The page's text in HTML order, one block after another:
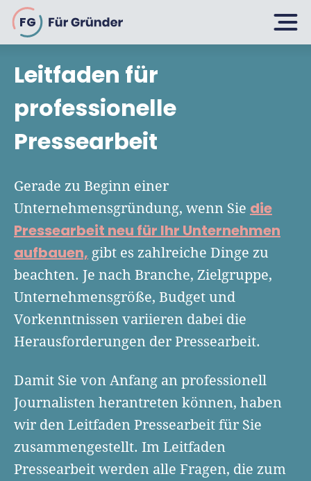
FG
Planen
Selbstständig machen
Bin ich ein Gründer?
Geschäftsmodell entwickeln
Businessplan schreiben
Businessplan-Vorlage & Muster
Finanzplan erstellen
Top 15 Franchise
Die besten Gründerkredite
Gründerwettbewerbe finden
Firma gründen: 10 Tipps
Rechtsform wählen
UG gründen
GmbH gründen
Geschäftskonto-Vergleich
Schutzrechte anmelden
Kleingewerbe anmelden
Unsere Gründungspakete
Wachsen
6 Tipps zum Start
Fördermittelcheck machen
Kunden gewinnen
Rechnung schreiben
Buchhaltung erledigen
Online-Kredit anfragen
Finanzieren
Fördermittel
Gründungszuschuss
Kredit für Existenzgründer
Business Angels
Zuschüsse
Businessplan-Software
Business Model Canvas
Gründertest
Angebote
Leitfaden für
professionelle
Pressearbeit
Gerade zu Beginn einer
Unternehmensgründung, wenn Sie die
Pressearbeit neu für Ihr Unternehmen
aufbauen, gibt es zahlreiche Dinge zu
beachten. Je nach Branche, Zielgruppe,
Unternehmensgröße, Budget und
Vorkenntnissen variieren dabei die
Herausforderungen der Pressearbeit.
Damit Sie von Anfang an professionell
Journalisten herantreten können, haben
wir den Leitfaden Pressearbeit für Sie
zusammengestellt. Im Leitfaden
Pressearbeit werden alle Fragen, die zum